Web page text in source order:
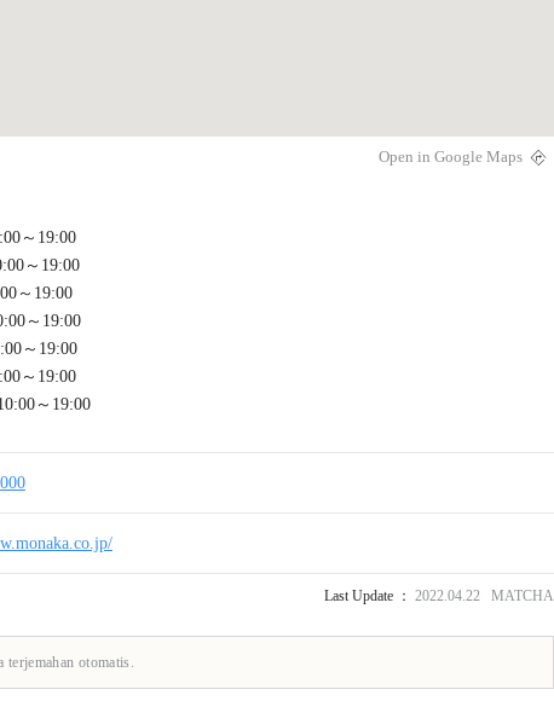
Open in Google Maps
～19:00
～19:00
～19:00
～19:00
～19:00
～19:00
～19:00
Last Update ： 2022.04.22 MATCHA
otomatis.